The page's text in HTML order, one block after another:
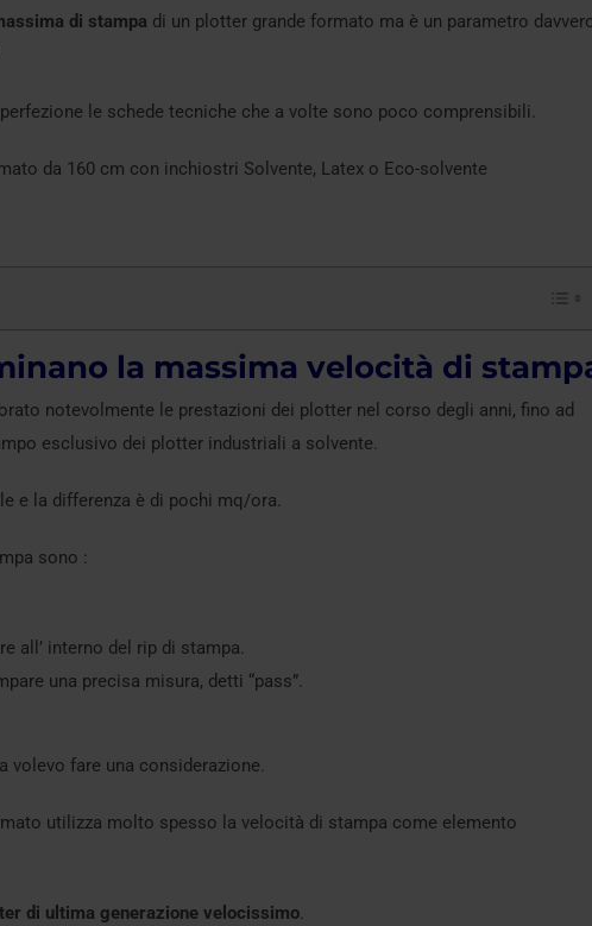
di stampa di un plotter grande formato ma è un parametro
le schede tecniche che a volte sono poco comprensibili.
da 160 cm con inchiostri Solvente, Latex o Eco-solvente
la massima velocità di
notevolmente le prestazioni dei plotter nel corso degli anni, fino ad
esclusivo dei plotter industriali a solvente.
e la differenza è di pochi mq/ora.
sono :
all’ interno del rip di stampa.
una precisa misura, detti “pass”.
volevo fare una considerazione.
utilizza molto spesso la velocità di stampa come elemento
di ultima generazione velocissimo.